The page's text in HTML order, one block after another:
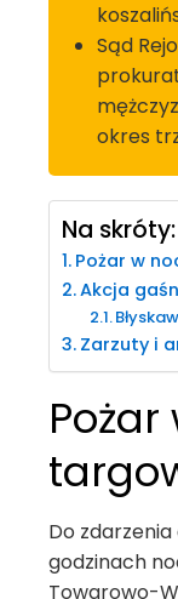
Sąd
okres
Na skróty:
Pożar w
Akcja
Zarzuty i
Do
godzinach
Towarowo-